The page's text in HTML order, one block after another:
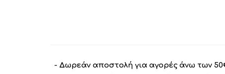
- Δωρεάν αποστολή για αγορές άνω των